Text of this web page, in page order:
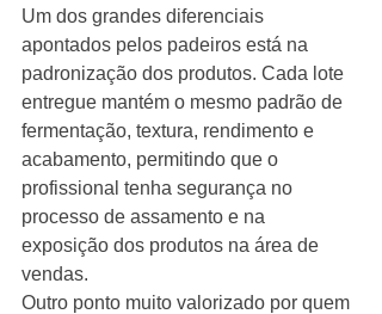
Um dos grandes diferenciais
apontados pelos padeiros está na
padronização dos produtos. Cada lote
entregue mantém o mesmo padrão de
fermentação, textura, rendimento e
acabamento, permitindo que o
profissional tenha segurança no
processo de assamento e na
exposição dos produtos na área de
vendas.
Outro ponto muito valorizado por quem